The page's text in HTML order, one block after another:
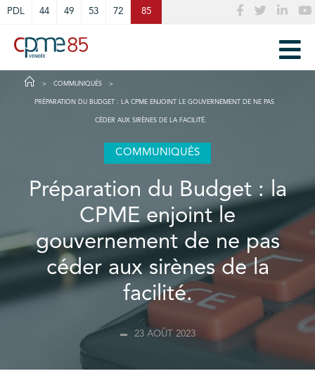
PDL 44 49 53 72 85
COMMUNIQUÉS
PRÉPARATION DU BUDGET : LA CPME ENJOINT LE GOUVERNEMENT DE NE PAS
CÉDER AUX SIRÈNES DE LA FACILITÉ.
COMMUNIQUÉS
Préparation du Budget : la
CPME enjoint le
gouvernement de ne pas
céder aux sirènes de la
facilité.
23 AOÛT 2023
Cookies management panel